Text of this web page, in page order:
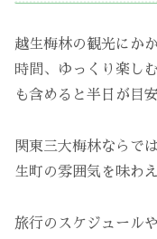
越生梅林の観光にか
時間、ゆっくり楽し
も含めると半日が目
関東三大梅林ならで
生町の雰囲気を味わ
旅行のスケジュール